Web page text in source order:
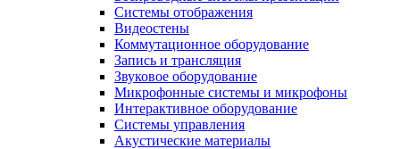
Системы отображения
Видеостены
Коммутационное оборудование
Запись и трансляция
Звуковое оборудование
Микрофонные системы и микрофоны
Интерактивное оборудование
Системы управления
Акустические материалы